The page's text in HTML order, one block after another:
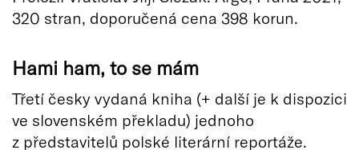
320 stran, doporučená cena 398 korun.
Hami ham, to se mám
Třetí česky vydaná kniha (+ další je k dispozici
ve slovenském překladu) jednoho
z představitelů polské literární reportáže.